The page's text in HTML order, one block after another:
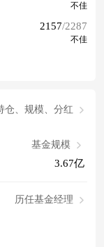
不佳
2157/2287
不佳
仓、规模、分红
基金规模
3.67亿
历任基金经理